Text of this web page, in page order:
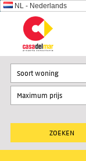
NL - Nederlands
Soort woning